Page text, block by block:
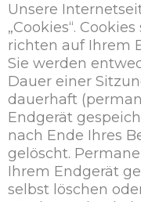
Unsere
„Cookies“.
richten auf Ihrem
Sie werden
Dauer einer
dauerhaft
Endgerät
nach Ende Ihres
gelöscht.
Ihrem Endgerät
selbst löschen